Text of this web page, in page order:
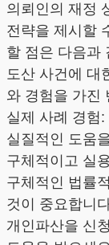
의뢰인의 재정
전략을 제시할
할 점은 다음과
도산 사건에 대
와 경험을 가진
실제 사례 경험
실질적인 도움
구체적이고 실
구체적인 법률
것이 중요합니
개인파산을 신